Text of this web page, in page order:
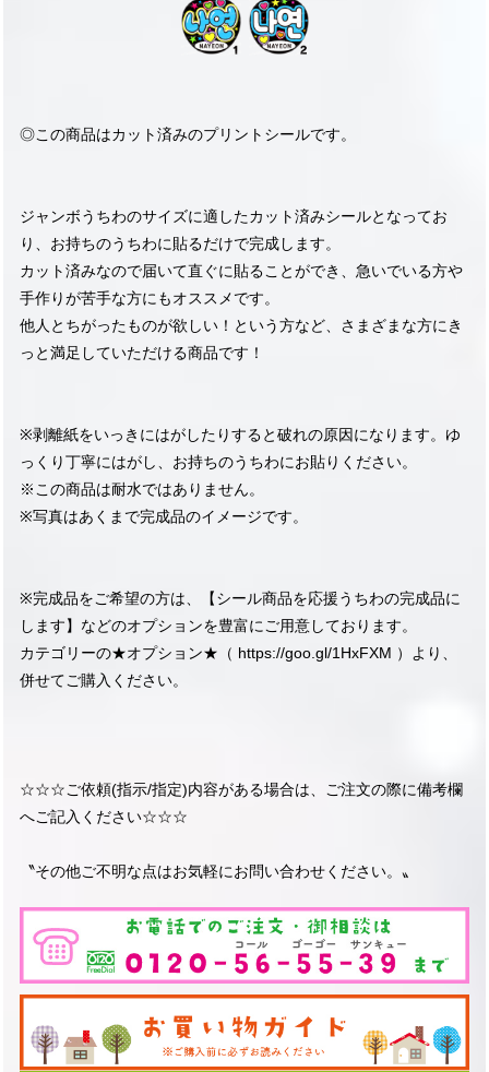
◎この商品はカット済みのプリントシールです。
ジャンボうちわのサイズに適したカット済みシールとなってお
り、お持ちのうちわに貼るだけで完成します。
カット済みなので届いて直ぐに貼ることができ、急いでいる方や
手作りが苦手な方にもオススメです。
他人とちがったものが欲しい！という方など、さまざまな方にき
っと満足していただける商品です！
※剥離紙をいっきにはがしたりすると破れの原因になります。ゆ
っくり丁寧にはがし、お持ちのうちわにお貼りください。
※この商品は耐水ではありません。
※写真はあくまで完成品のイメージです。
※完成品をご希望の方は、【シール商品を応援うちわの完成品に
します】などのオプションを豊富にご用意しております。
カテゴリーの★オプション★（ https://goo.gl/1HxFXM ）より、
併せてご購入ください。
☆☆☆ご依頼(指示/指定)内容がある場合は、ご注文の際に備考欄
へご記入ください☆☆☆
〝その他ご不明な点はお気軽にお問い合わせください。〟